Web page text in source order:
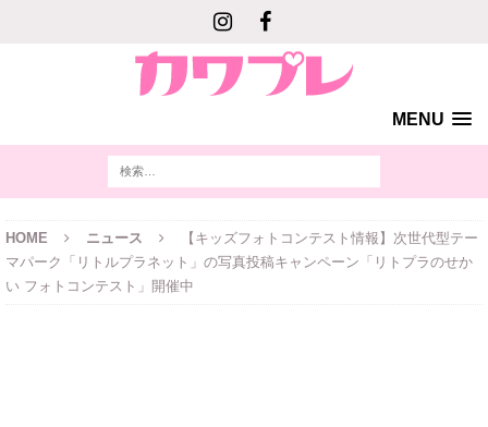
MENU
HOME ニュース
【キッズフォトコンテスト情報】次世代型テー
マパーク「リトルプラネット」の写真投稿キャンペーン「リトプラのせか
い フォトコンテスト」開催中